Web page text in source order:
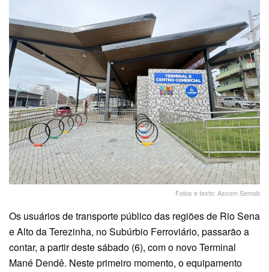
Fotos e texto: Ascom Semob
Os usuários de transporte público das regiões de Rio Sena
e Alto da Terezinha, no Subúrbio Ferroviário, passarão a
contar, a partir deste sábado (6), com o novo Terminal
Mané Dendê. Neste primeiro momento, o equipamento